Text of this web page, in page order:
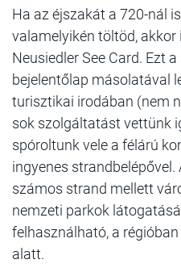
Ha az éjszakát a 720-nál
valamelyikén töltöd, akkor
Neusiedler See Card. Ezt
bejelentőlap másolatával
turisztikai irodában (nem
sok szolgáltatást vettünk
spóroltunk vele a félárú
ingyenes strandbelépővel.
számos strand mellett
nemzeti parkok
felhasználható, a
alatt.